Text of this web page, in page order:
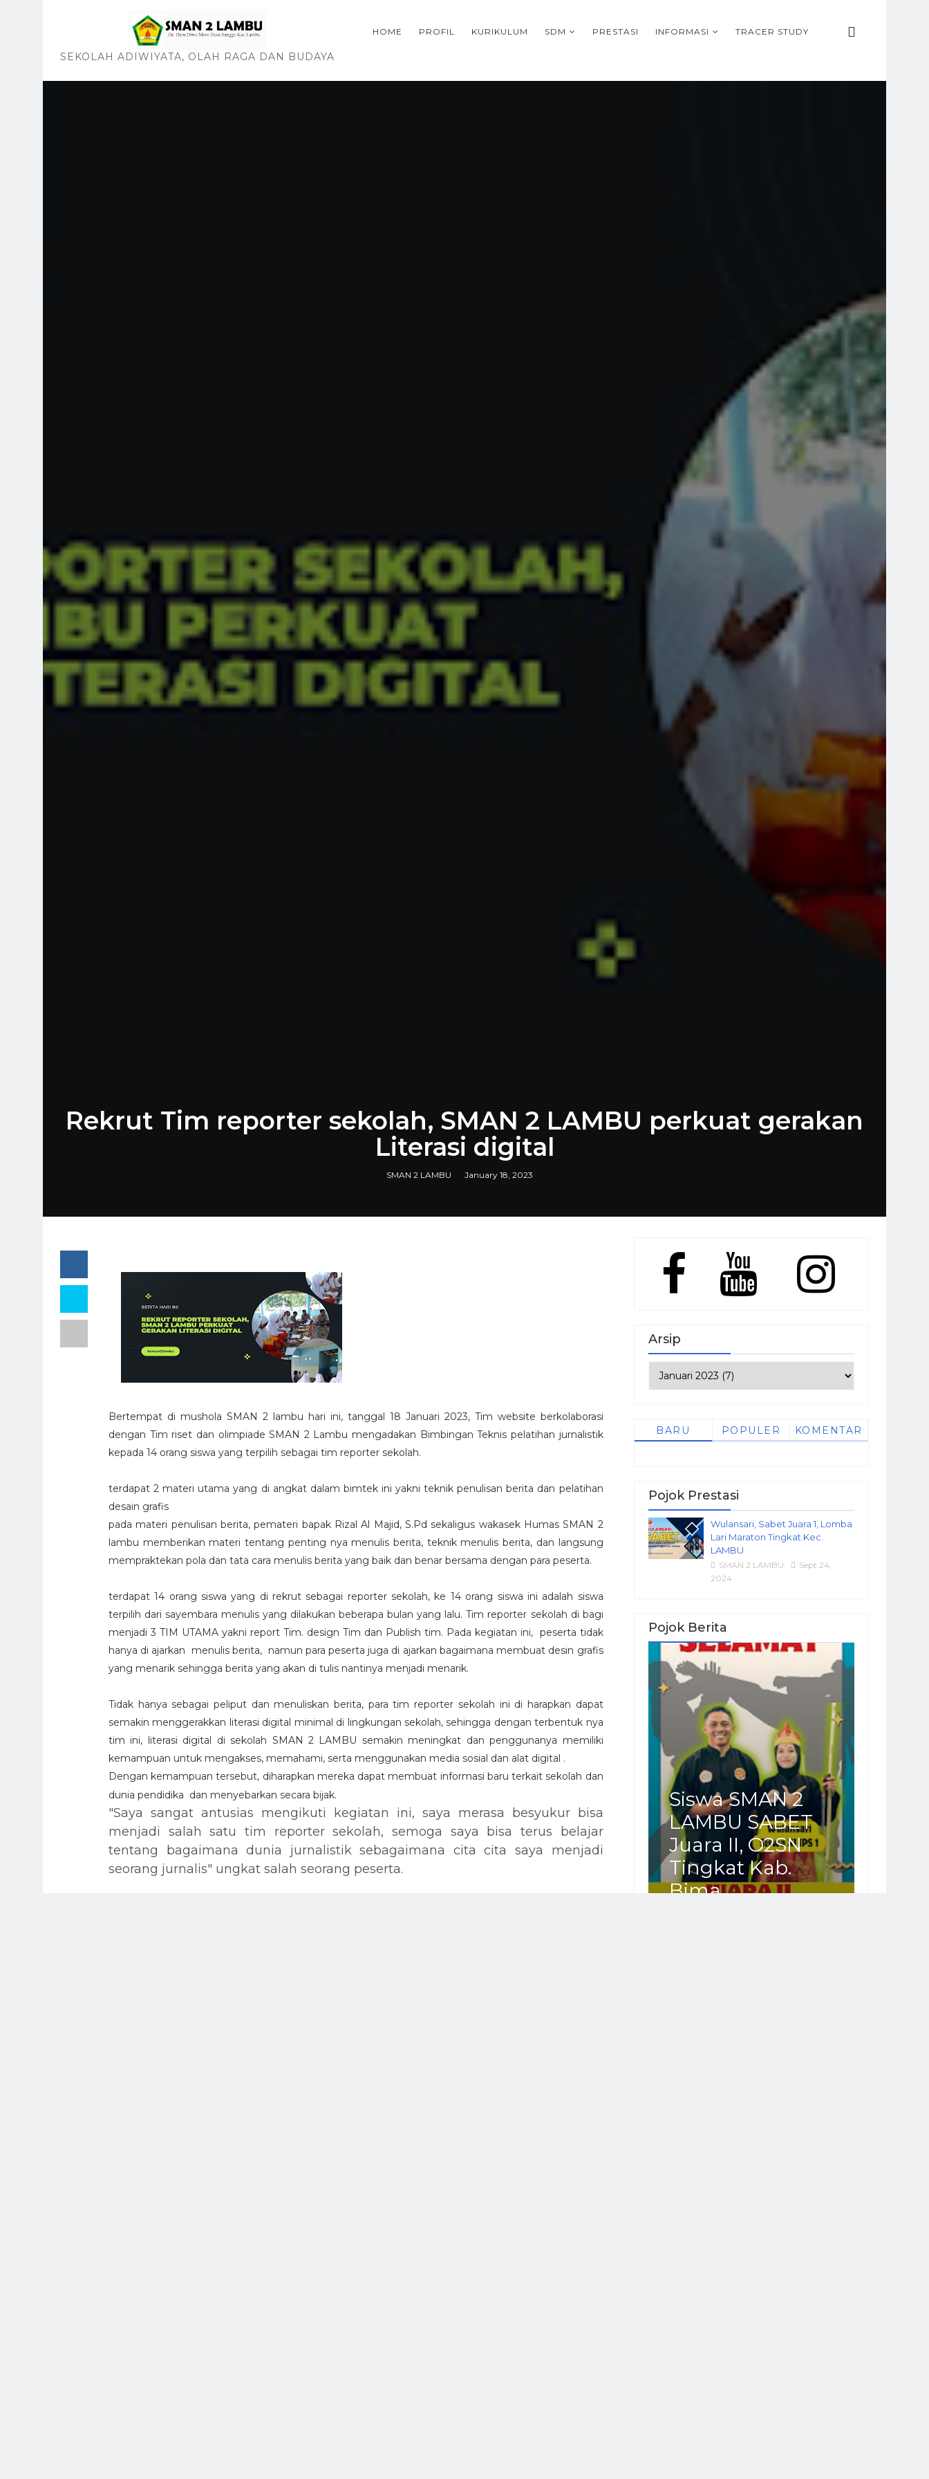
SEKOLAH ADIWIYATA, OLAH RAGA DAN BUDAYA
HOME PROFIL KURIKULUM SDM PRESTASI INFORMASI TRACER STUDY
Rekrut Tim reporter sekolah, SMAN 2 LAMBU perkuat gerakan
Literasi digital
SMAN 2 LAMBU January 18, 2023
Bertempat di mushola SMAN 2 lambu hari ini, tanggal 18 Januari 2023, Tim website berkolaborasi
dengan Tim riset dan olimpiade SMAN 2 Lambu mengadakan Bimbingan Teknis pelatihan jurnalistik
kepada 14 orang siswa yang terpilih sebagai tim reporter sekolah.
terdapat 2 materi utama yang di angkat dalam bimtek ini yakni teknik penulisan berita dan pelatihan
desain grafis
pada materi penulisan berita, pemateri bapak Rizal Al Majid, S.Pd sekaligus wakasek Humas SMAN 2
lambu memberikan materi tentang penting nya menulis berita, teknik menulis berita, dan langsung
mempraktekan pola dan tata cara menulis berita yang baik dan benar bersama dengan para peserta.
terdapat 14 orang siswa yang di rekrut sebagai reporter sekolah, ke 14 orang siswa ini adalah siswa
terpilih dari sayembara menulis yang dilakukan beberapa bulan yang lalu. Tim reporter sekolah di bagi
menjadi 3 TIM UTAMA yakni report Tim. design Tim dan Publish tim. Pada kegiatan ini, peserta tidak
hanya di ajarkan menulis berita, namun para peserta juga di ajarkan bagaimana membuat desin grafis
yang menarik sehingga berita yang akan di tulis nantinya menjadi menarik.
Tidak hanya sebagai peliput dan menuliskan berita, para tim reporter sekolah ini di harapkan dapat
semakin menggerakkan literasi digital minimal di lingkungan sekolah, sehingga dengan terbentuk nya
tim ini, literasi digital di sekolah SMAN 2 LAMBU semakin meningkat dan penggunanya memiliki
kemampuan untuk mengakses, memahami, serta menggunakan media sosial dan alat digital .
Dengan kemampuan tersebut, diharapkan mereka dapat membuat informasi baru terkait sekolah dan
dunia pendidika dan menyebarkan secara bijak.
"Saya sangat antusias mengikuti kegiatan ini, saya merasa besyukur bisa
menjadi salah satu tim reporter sekolah, semoga saya bisa terus belajar
tentang bagaimana dunia jurnalistik sebagaimana cita cita saya menjadi
seorang jurnalis" ungkat salah seorang peserta.
Arsip
BARU POPULER KOMENTAR
Pojok Prestasi
Wulansari, Sabet Juara 1, Lomba
Lari Maraton Tingkat Kec.
LAMBU
SMAN 2 LAMBU
Sept 24,
2024
Pojok Berita
Siswa SMAN 2
LAMBU SABET
Juara II, O2SN
Tingkat Kab.
Bima